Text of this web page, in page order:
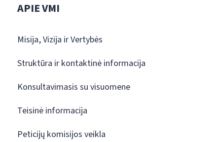
APIE VMI
Misija, Vizija ir Vertybės
Struktūra ir kontaktinė informacija
Konsultavimasis su visuomene
Teisinė informacija
Peticijų komisijos veikla